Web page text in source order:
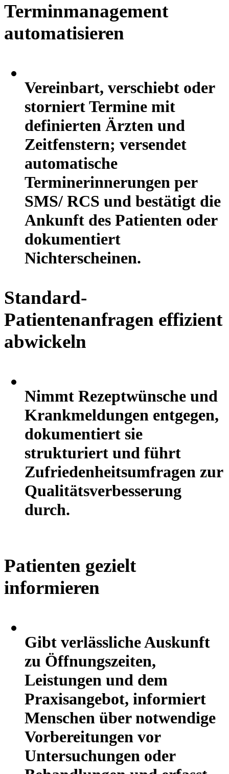
Terminmanagement
automatisieren
Vereinbart, verschiebt oder
storniert Termine mit
definierten Ärzten und
Zeitfenstern; versendet
automatische
Terminerinnerungen per
SMS/ RCS und bestätigt die
Ankunft des Patienten oder
dokumentiert
Nichterscheinen.
Standard-
Patientenanfragen effizient
abwickeln
Nimmt Rezeptwünsche und
Krankmeldungen entgegen,
dokumentiert sie
strukturiert und führt
Zufriedenheitsumfragen zur
Qualitätsverbesserung
durch.
Patienten gezielt
informieren
Gibt verlässliche Auskunft
zu Öffnungszeiten,
Leistungen und dem
Praxisangebot, informiert
Menschen über notwendige
Vorbereitungen vor
Untersuchungen oder